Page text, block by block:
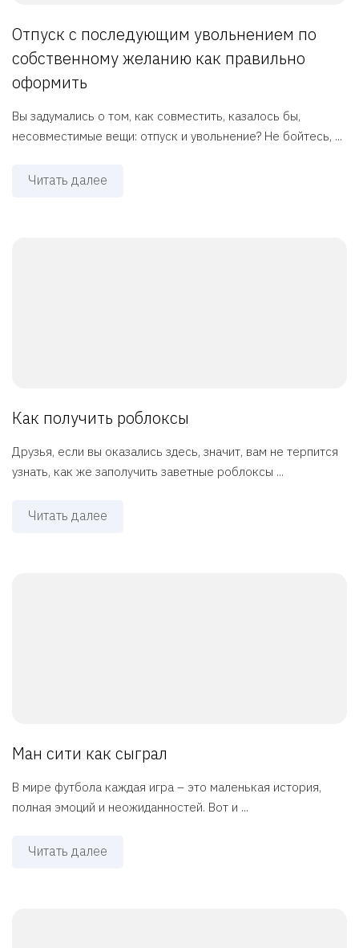
Отпуск с последующим увольнением по
собственному желанию как правильно
оформить
Вы задумались о том, как совместить, казалось бы,
несовместимые вещи: отпуск и увольнение? Не бойтесь, ...
Читать далее
Как получить роблоксы
Друзья, если вы оказались здесь, значит, вам не терпится
узнать, как же заполучить заветные роблоксы ...
Читать далее
Ман сити как сыграл
В мире футбола каждая игра – это маленькая история,
полная эмоций и неожиданностей. Вот и ...
Читать далее